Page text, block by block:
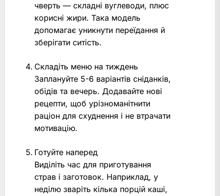
чверть — складні вуглеводи, плюс
корисні жири. Така модель
допомагає уникнути переїдання й
зберігати ситість.
Складіть меню на тиждень
Заплануйте 5-6 варіантів сніданків,
обідів та вечерь. Додавайте нові
рецепти, щоб урізноманітнити
раціон для схуднення і не втрачати
мотивацію.
Готуйте наперед
Виділіть час для приготування
страв і заготовок. Наприклад, у
неділю зваріть кілька порцій каші,